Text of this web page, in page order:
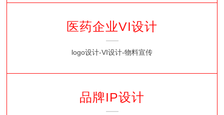
医药企业VI设计
logo设计-VI设计-物料宣传
品牌IP设计